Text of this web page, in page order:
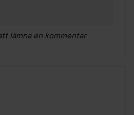
lämna en kommentar
7 år